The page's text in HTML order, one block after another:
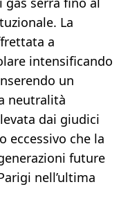
La
a
intensificando
un
neutralità
dai giudici
eccessivo che la
future
nell’ultima